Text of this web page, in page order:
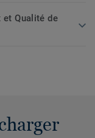
et Qualité de